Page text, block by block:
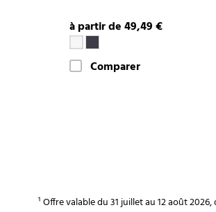
à partir de 49,49 €
Comparer
¹ Offre valable du 31 juillet au 12 août